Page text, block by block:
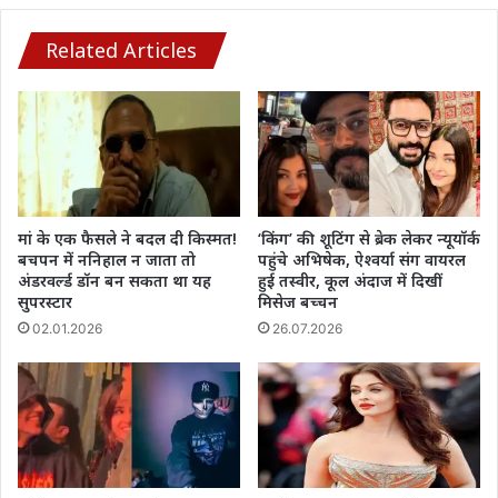
इन
तीन
टीमों
से
कोई
नहीं
Related Articles
मां के एक फैसले ने बदल दी किस्मत!
बचपन में ननिहाल न जाता तो
अंडरवर्ल्ड डॉन बन सकता था यह
सुपरस्टार
02.01.2026
‘किंग’ की शूटिंग से ब्रेक लेकर न्यूयॉर्क
पहुंचे अभिषेक, ऐश्वर्या संग वायरल
हुई तस्वीर, कूल अंदाज में दिखीं
मिसेज बच्चन
26.07.2026